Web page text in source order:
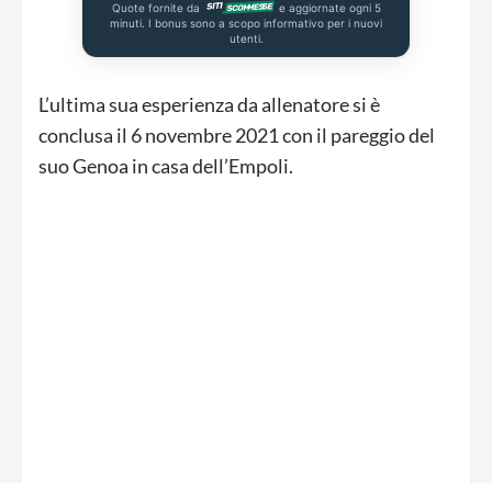
Quote fornite da
e aggiornate ogni 5
minuti. I bonus sono a scopo informativo per i nuovi
utenti.
L’ultima sua esperienza da allenatore si è
conclusa il 6 novembre 2021 con il pareggio del
suo Genoa in casa dell’Empoli.